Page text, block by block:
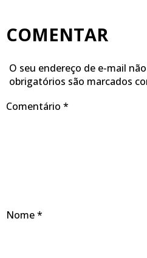
COMENTAR
O seu endereço de e-mail
obrigatórios são marcados
Comentário *
Nome*